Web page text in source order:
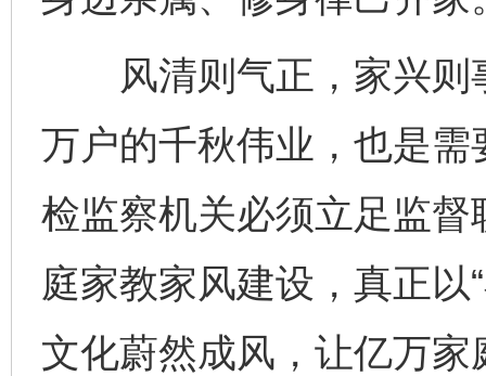
风清则气正，家兴则
万户的千秋伟业，也是
检监察机关必须立足监
庭家教家风建设，真正以
文化蔚然成风，让亿万